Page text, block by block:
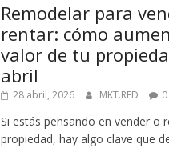
Remodelar para
rentar: cómo
valor de tu
abril
28 abril, 2026 MKT.RED 0
Si estás pensando en vender o
propiedad, hay algo clave que